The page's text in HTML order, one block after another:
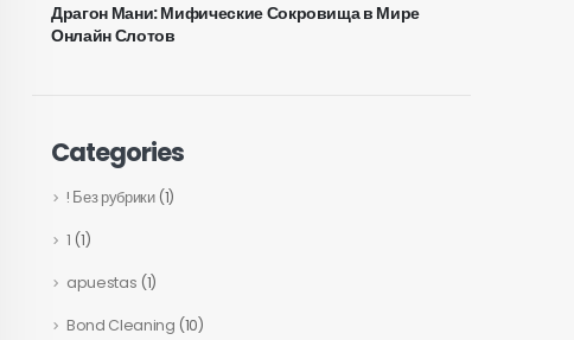
Драгон Мани: Мифические Сокровища в Мире
Онлайн Слотов
Categories
! Без рубрики(1)
1 (1)
apuestas (1)
Bond Cleaning (10)